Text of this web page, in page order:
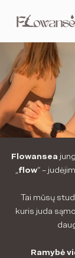
Flowansea
„flow“ –
Tai mūsų
kuris juda
Ramybė